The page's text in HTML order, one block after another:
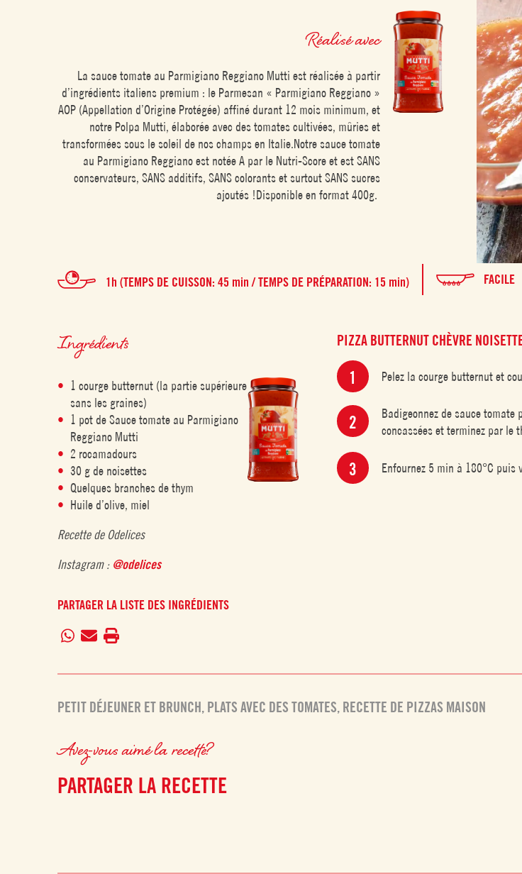
Réalisé avec
La sauce tomate au Parmigiano Reggiano Mutti est réalisée à partir
d’ingrédients italiens premium : le Parmesan « Parmigiano Reggiano »
AOP (Appellation d’Origine Protégée) affiné durant 12 mois minimum, et
notre Polpa Mutti, élaborée avec des tomates cultivées, mûries et
transformées sous le soleil de nos champs en Italie.Notre sauce tomate
au Parmigiano Reggiano est notée A par le Nutri-Score et est SANS
conservateurs, SANS additifs, SANS colorants et surtout SANS sucres
ajoutés !Disponible en format 400g.
1h (TEMPS DE CUISSON: 45 min / TEMPS DE PRÉPARATION: 15 min) FACILE
Ingrédients
1 courge butternut (la partie supérieure
sans les graines)
1 pot de Sauce tomate au Parmigiano
Reggiano Mutti
2 rocamadours
30 g de noisettes
Quelques branches de thym
Huile d’olive, miel
Recette de Odelices
Instagram : @odelices
PARTAGER LA LISTE DES INGRÉDIENTS
PIZZA BUTTERNUT CHÈVRE
Pelez la courge butternut et
Badigeonnez de sauce tomate
concassées et terminez par le
Enfournez 5 min à 180°C
PETIT DÉJEUNER ET BRUNCH, PLATS AVEC DES TOMATES, RECETTE DE PIZZAS MAISON
Avez-vous aimé la recette?
PARTAGER LA RECETTE